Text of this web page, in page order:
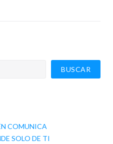
BUSCAR
COMUNICA
SOLO DE TI